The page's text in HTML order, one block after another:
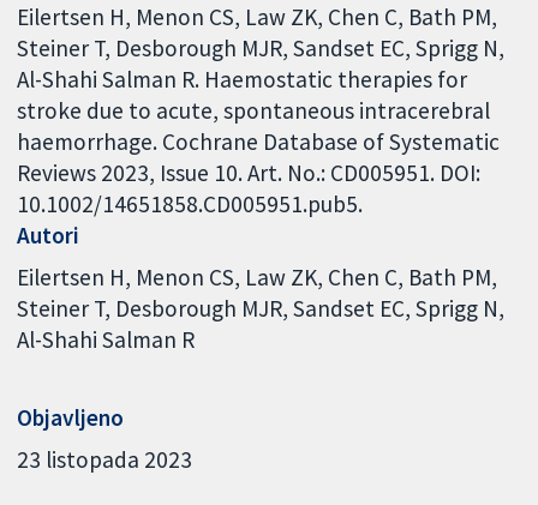
Eilertsen H, Menon CS, Law ZK, Chen C, Bath PM,
Steiner T, Desborough MJR, Sandset EC, Sprigg N,
Al-Shahi Salman R. Haemostatic therapies for
stroke due to acute, spontaneous intracerebral
haemorrhage. Cochrane Database of Systematic
Reviews 2023, Issue 10. Art. No.: CD005951. DOI:
10.1002/14651858.CD005951.pub5.
Autori
Eilertsen H Menon CS Law ZK Chen C Bath PM
Steiner T Desborough MJR Sandset EC Sprigg N
Al-Shahi Salman R
Objavljeno
23 listopada 2023